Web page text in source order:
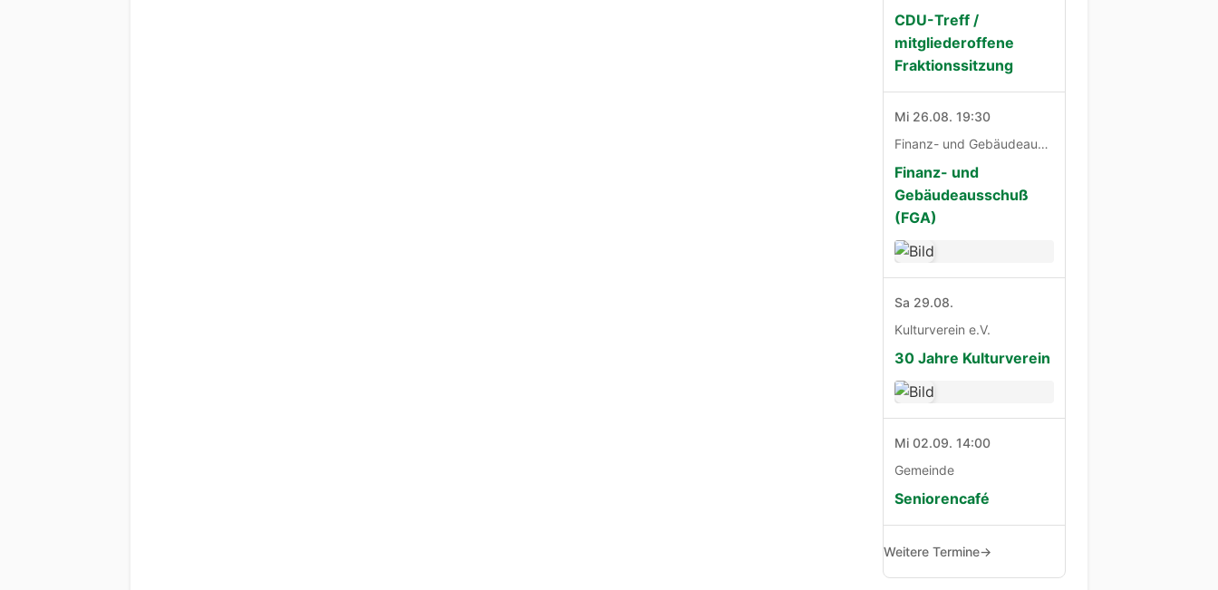
CDU-Treff /
mitgliederoffene
Fraktionssitzung
Mi 26.08. 19:30
Finanz- und Gebäudeausschuß
Finanz- und
Gebäudeausschuß
(FGA)
Sa 29.08.
Kulturverein e.V.
30 Jahre Kulturverein
Mi 02.09. 14:00
Gemeinde
Seniorencafé
Weitere Termine→